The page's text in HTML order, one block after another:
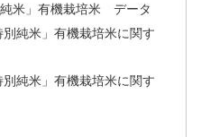
米」有機栽培米 データ
純米」有機栽培米に関す
純米」有機栽培米に関す